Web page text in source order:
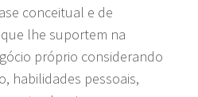
conceitual e de
lhe suportem na
próprio considerando
habilidades pessoais,